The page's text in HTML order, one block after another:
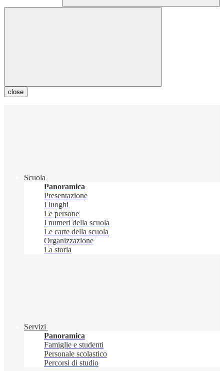
close
Scuola
Panoramica
Presentazione
I luoghi
Le persone
I numeri della scuola
Le carte della scuola
Organizzazione
La storia
Servizi
Panoramica
Famiglie e studenti
Personale scolastico
Percorsi di studio